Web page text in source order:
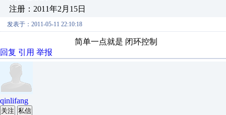
注册：2011年2月15日
发表于：2011-05-11 22:10:18
简单一点就是 闭环控制
回复 引用 举报
qinlifang
关注 私信